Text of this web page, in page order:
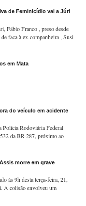
de Feminicídio vai a Júri
Fábio Franco , preso desde
faca à ex-companheira , Susi
em Mata
do veículo em acidente
Polícia Rodoviária Federal
da BR-287, próximo ao
morre em grave
às 9h desta terça-feira, 21,
A colisão envolveu um